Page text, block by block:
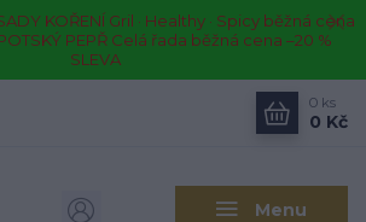
KOŘENÍ Gril · Healthy · Spicy běžná cena
PEPŘ Celá řada běžná cena –20 %
SLEVA
Menu
0 ks
0 Kč